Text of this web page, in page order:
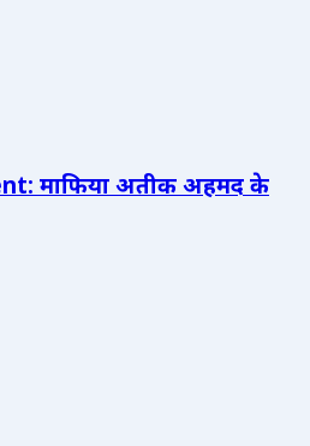
माफिया अतीक अहमद के